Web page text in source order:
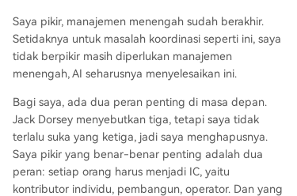
Saya pikir, manajemen menengah sudah berakhir.
Setidaknya untuk masalah koordinasi seperti ini, saya
tidak berpikir masih diperlukan manajemen
menengah, AI seharusnya menyelesaikan ini.
Bagi saya, ada dua peran penting di masa depan.
Jack Dorsey menyebutkan tiga, tetapi saya tidak
terlalu suka yang ketiga, jadi saya menghapusnya.
Saya pikir yang benar-benar penting adalah dua
peran: setiap orang harus menjadi IC, yaitu
kontributor individu, pembangun, operator. Dan yang